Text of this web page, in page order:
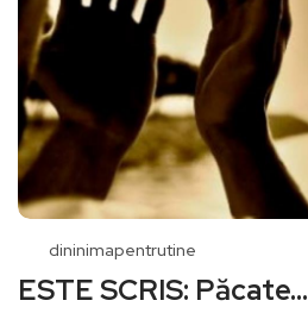
dininimapentrutine
ESTE SCRIS: Păcate…